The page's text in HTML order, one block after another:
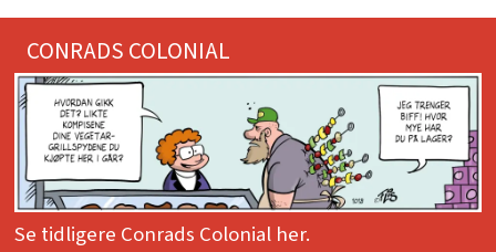
CONRADS COLONIAL
Se tidligere Conrads Colonial her.